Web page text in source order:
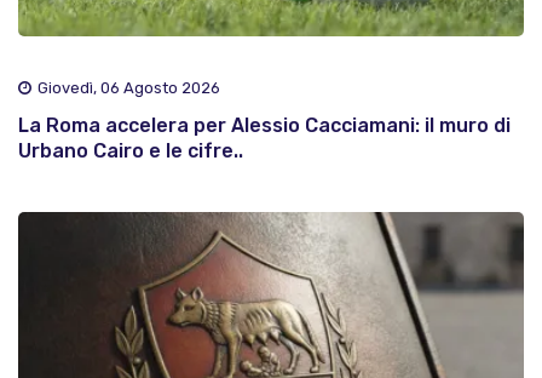
Giovedì, 06 Agosto 2026
La Roma accelera per Alessio Cacciamani: il muro di
Urbano Cairo e le cifre..